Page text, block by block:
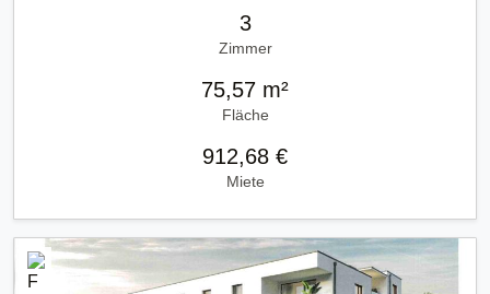
3
Zimmer
75,57 m²
Fläche
912,68 €
Miete